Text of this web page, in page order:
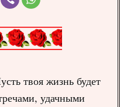
твоя жизнь будет
удачными